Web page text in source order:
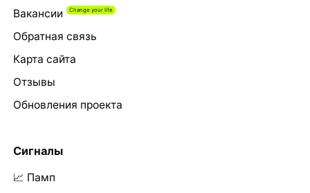
Вакансии
Обратная связь
Карта сайта
Отзывы
Обновления проекта
Сигналы
📈 Памп